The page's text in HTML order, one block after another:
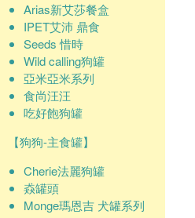
Arias新艾莎餐盒
IPET艾沛 鼎食
Seeds 惜時
Wild calling狗罐
亞米亞米系列
食尚汪汪
吃好飽狗罐
【狗狗-主食罐】
Cherie法麗狗罐
猋罐頭
Monge瑪恩吉 犬罐系列